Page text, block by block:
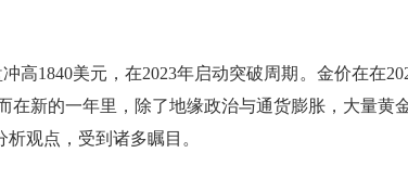
1840美元，在2023年启动突破周期。金价在在
在新的一年里，除了地缘政治与通货膨胀，大量黄
观点，受到诸多瞩目。